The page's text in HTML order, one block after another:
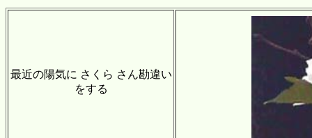
最近の陽気に さくら さん勘違い
をする